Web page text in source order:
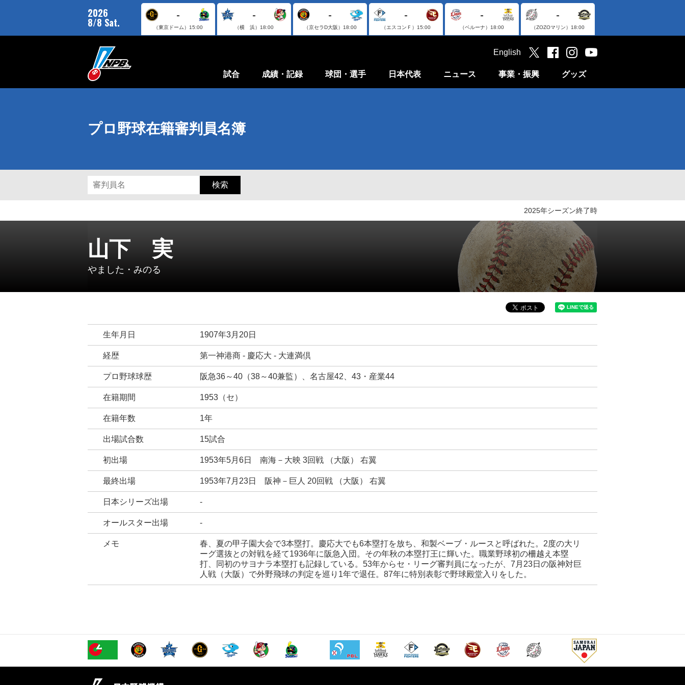
2026
8/8 Sat.
-
（東京ドーム） 15:00
-
（横 浜） 18:00
-
（京セラD大阪） 18:00
-
（エスコンＦ） 15:00
-
（ベルーナ） 18:00
-
（ZOZOマリン） 18:00
試合 成績・記録 球団・選手 日本代表 ニュース 事業・振興 グッズ
English
プロ野球在籍審判員名簿
2025年シーズン終了時
山下 実
やました・みのる
生年月日 1907年3月20日
経歴 第一神港商 - 慶応大 - 大連満倶
プロ野球球歴 阪急36～40（38～40兼監）、名古屋42、43・産業44
在籍期間 1953（セ）
在籍年数 1年
出場試合数 15試合
初出場 1953年5月6日 南海－大映 3回戦 （大阪） 右翼
最終出場 1953年7月23日 阪神－巨人 20回戦 （大阪） 右翼
日本シリーズ出場 -
オールスター出場 -
メモ
春、夏の甲子園大会で3本塁打。慶応大でも6本塁打を放ち、和製ベーブ・ルースと呼ばれた。2度の大リ
ーグ選抜との対戦を経て1936年に阪急入団。その年秋の本塁打王に輝いた。職業野球初の柵越え本塁
打、同初のサヨナラ本塁打も記録している。53年からセ・リーグ審判員になったが、7月23日の阪神対巨
人戦（大阪）で外野飛球の判定を巡り1年で退任。87年に特別表彰で野球殿堂入りをした。